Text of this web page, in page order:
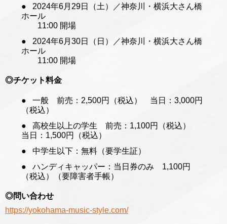
2024年6月29日（土）／神奈川・横浜大さん橋
ホール
11:00 開場
2024年6月30日（日）／神奈川・横浜大さん橋
ホール
11:00 開場
◎チケット料金
一般 前売：2,500円（税込） 当日：3,000円
（税込）
高校生以上の学生 前売：1,100円（税込）
当日：1,500円（税込）
中学生以下：無料（要学生証）
ハンディキャッパー：当日券のみ 1,100円
（税込）（要障害者手帳）
◎問い合わせ
https://yokohama-music-style.com/